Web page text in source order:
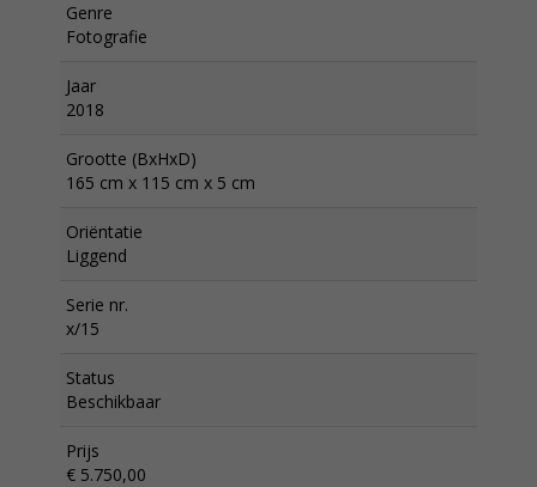
Genre
Fotografie
Jaar
2018
Grootte (BxHxD)
165 cm x 115 cm x 5 cm
Oriëntatie
Liggend
Serie nr.
x/15
Status
Beschikbaar
Prijs
€ 5.750,00